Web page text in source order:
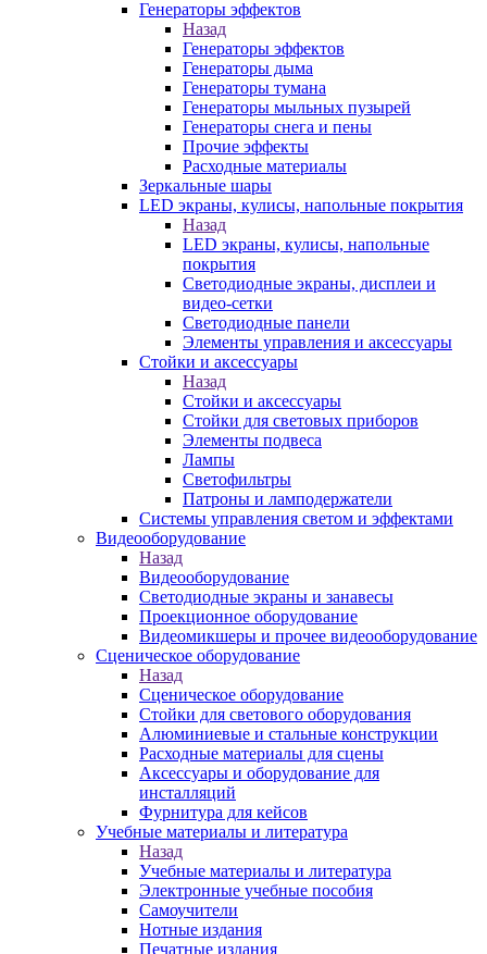
Генераторы эффектов
Назад
Генераторы эффектов
Генераторы дыма
Генераторы тумана
Генераторы мыльных пузырей
Генераторы снега и пены
Прочие эффекты
Расходные материалы
Зеркальные шары
LED экраны, кулисы, напольные покрытия
Назад
LED экраны, кулисы, напольные
покрытия
Светодиодные экраны, дисплеи и
видео-сетки
Светодиодные панели
Элементы управления и аксессуары
Стойки и аксессуары
Назад
Стойки и аксессуары
Стойки для световых приборов
Элементы подвеса
Лампы
Светофильтры
Патроны и ламподержатели
Системы управления светом и эффектами
Видеооборудование
Назад
Видеооборудование
Светодиодные экраны и занавесы
Проекционное оборудование
Видеомикшеры и прочее видеооборудование
Сценическое оборудование
Назад
Сценическое оборудование
Стойки для светового оборудования
Алюминиевые и стальные конструкции
Расходные материалы для сцены
Аксессуары и оборудование для
инсталляций
Фурнитура для кейсов
Учебные материалы и литература
Назад
Учебные материалы и литература
Электронные учебные пособия
Самоучители
Нотные издания
Печатные издания